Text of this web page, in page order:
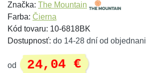
Značka: The Mountain
Farba: Čierna
Kód tovaru: 10-6818BK
Dostupnosť: do 14-28 dní od
od 24,04 €